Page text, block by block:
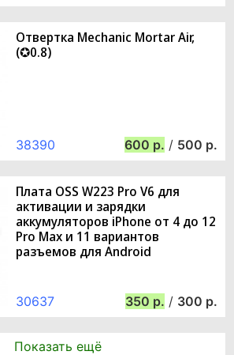
Отвертка Mechanic Mortar Air,
(✪0.8)
38390 600 / 500
Плата OSS W223 Pro V6 для
активации и зарядки
аккумуляторов iPhone от 4 до 12
Pro Max и 11 вариантов
разъемов для Android
30637 350 / 300
Показать ещё